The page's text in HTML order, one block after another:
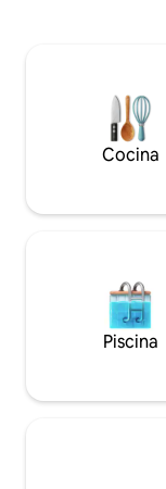
en la planta baja
niveles, que
dos dormitorios,
estar, cocina
esencial. Comienza con la experiencia
jardín de naranjos
luego aprovecha
principales
llega a ellos a pie
de las farolas,
del siglo V, la
Cocina
Piscina